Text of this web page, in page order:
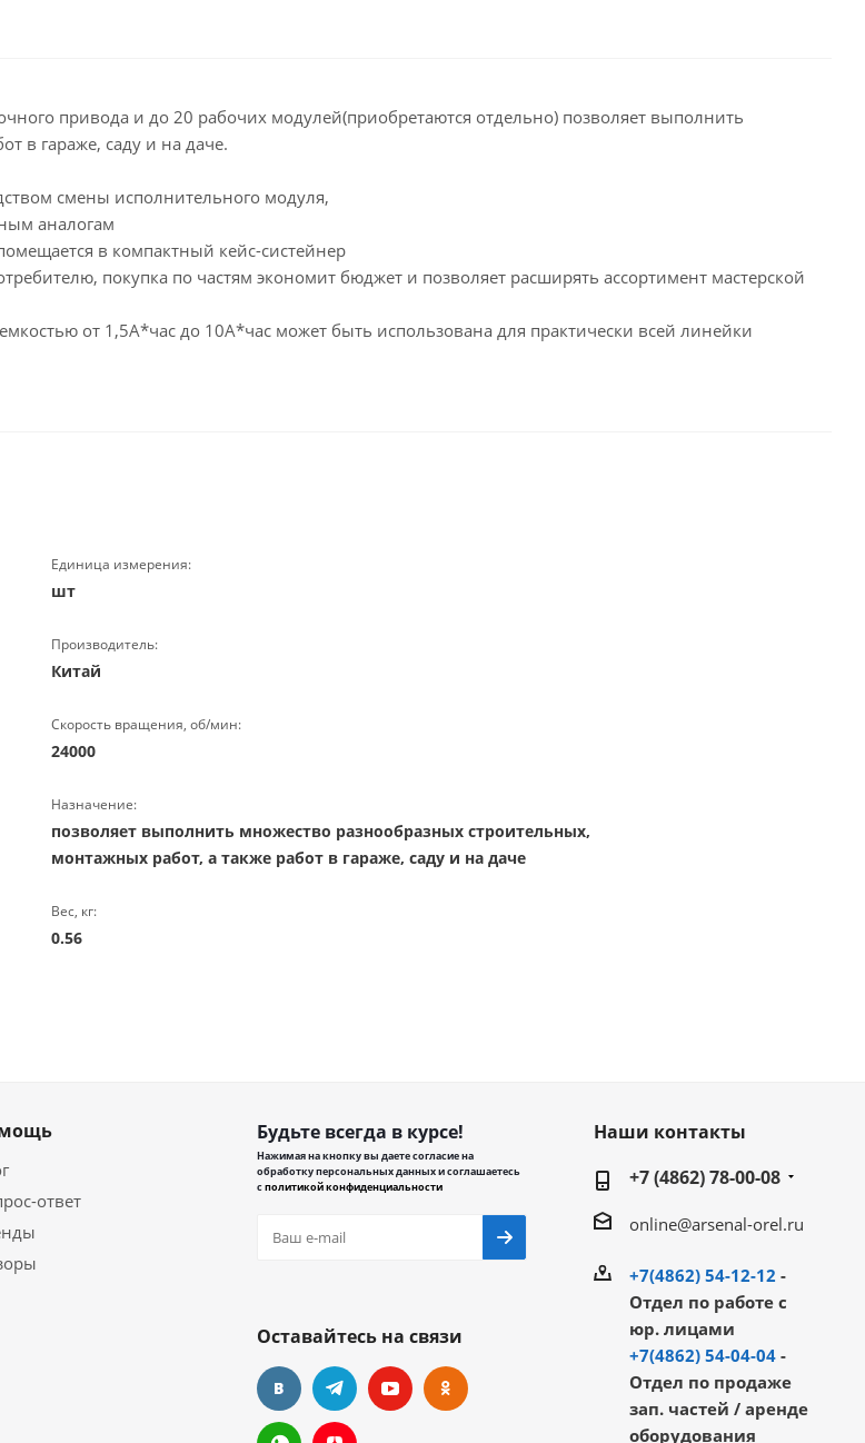
привода и до 20 рабочих модулей(приобретаются отдельно) позволяет выполнить
в гараже, саду и на даче.
смены исполнительного модуля,
аналогам
в компактный кейс-систейнер
покупка по частям экономит бюджет и позволяет расширять ассортимент мастерской
от 1,5А*час до 10А*час может быть использована для практически всей линейки
Единица измерения:
шт
Производитель:
Китай
Скорость вращения, об/мин:
24000
Назначение:
позволяет выполнить множество разнообразных строительных,
монтажных работ, а также работ в гараже, саду и на даче
Вес, кг:
0.56
ответ
Будьте всегда в курсе!
Нажимая на кнопку вы даете согласие на
обработку персональных данных и соглашаетесь
сполитикой конфиденциальности
Оставайтесь на связи
Наши контакты
+7 (4862) 78-00-08
online@arsenal-orel.ru
+7(4862) 54-12-12 -
Отдел по работе с
юр. лицами
+7(4862) 54-04-04-
Отдел по продаже
зап. частей / аренде
оборудования